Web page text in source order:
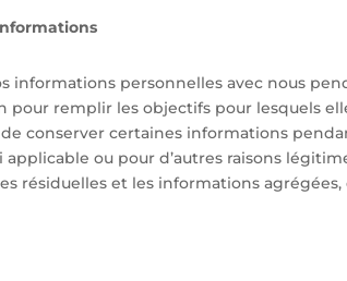
informations personnelles avec nous
pour remplir les objectifs pour lesquels
conserver certaines informations
ou pour d’autres raisons
résiduelles et les informations